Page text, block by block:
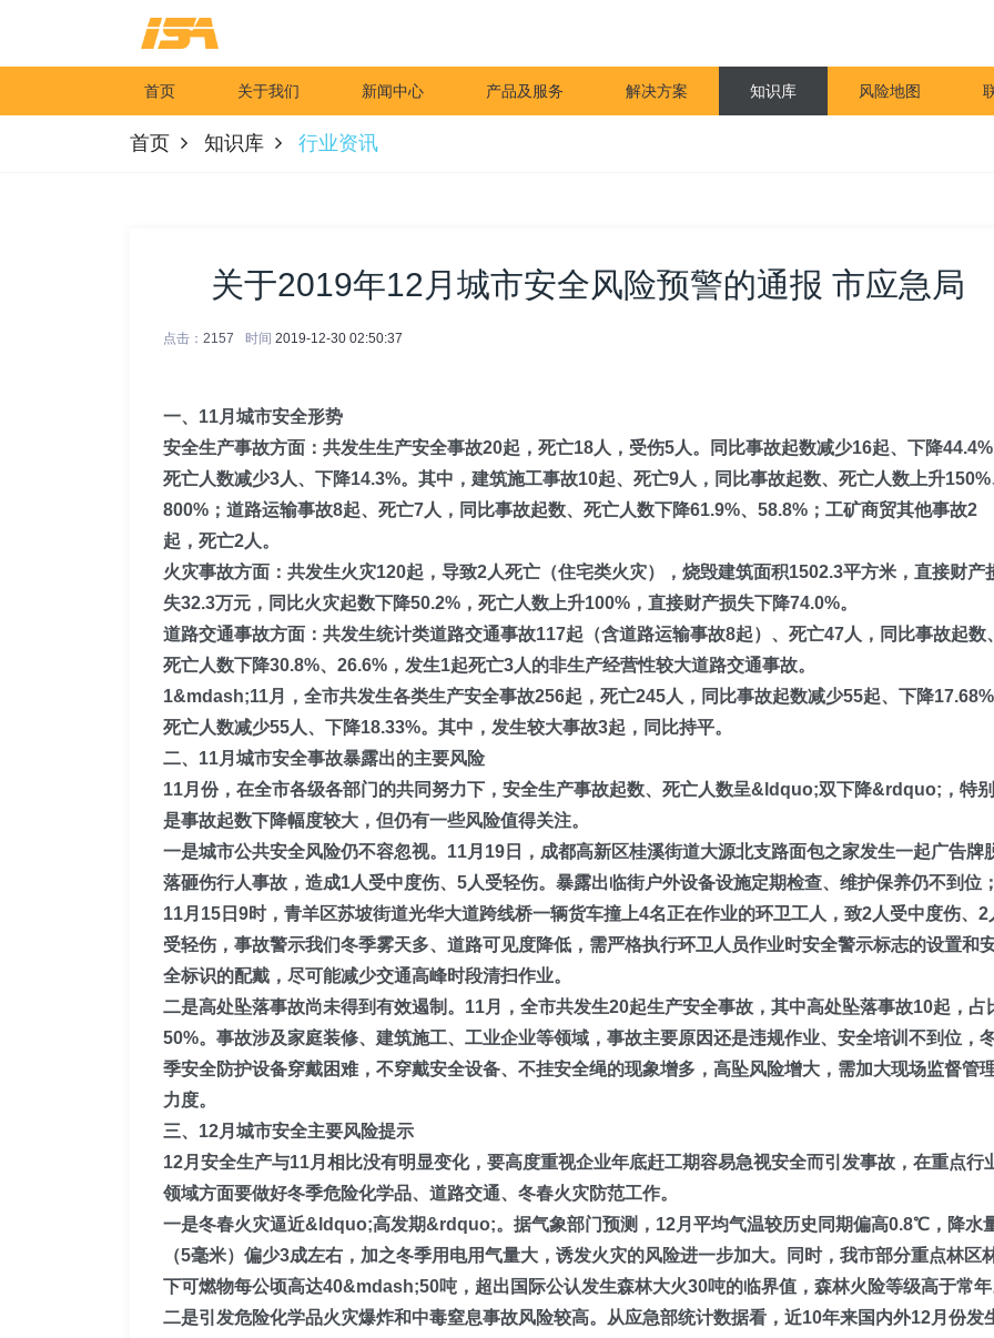
首页 关于我们 新闻中心 产品及服务 解决方案 知识库 风险地图
首页 知识库 行业资讯
关于2019年12月城市安全风险预警的通报 市应急局
点击： 2157 时间 2019-12-30 02:50:37
一、11月城市安全形势
安全生产事故方面：共发生生产安全事故20起，死亡18人，受伤5人。同比事故起数减少16起、下降44.4%
死亡人数减少3人、下降14.3%。其中，建筑施工事故10起、死亡9人 ， 同比事故起数、死亡人数 上升150%
800%； 道路运输事故8起、死亡7人 ，同比事故起数、死亡人数下降61.9%、 58.8% ；工矿商贸其他事故2
起，死亡2人。
火灾事故方面：共发生火灾120起，导致2人死亡（住宅类火灾），烧毁建筑面积1502.3平方米，直接财产
失32.3万元，同比火灾起数下降50.2%，死亡人数上升100%，直接财产损失下降74.0%。
道路交通事故方面： 共发生统计类道路交通事故117起（含道路运输事故8起）、死亡47人 ，同比事故起数、
死亡人数下降30.8%、26.6% ，发生1起死亡3人的非生产经营性较大道路交通事故。
1&mdash;11月，全市共发生各类生产安全事故256起，死亡245人，同比事故起数减少55起、下降17.68%
死亡人数减少55人、下降18.33%。其中，发生较大事故3起，同比持平。
二、11月城市安全事故暴露出的主要风险
11月份，在全市各级各部门的共同努力下，安全生产事故起数、死亡人数呈&ldquo;双下降&rdquo;，特别
是事故起数下降幅度较大，但仍有一些风险值得关注。
一是城市公共安全风险仍不容忽视。 11月19日 ，成都高新区桂溪街道大源北支路面包之家发生一起广告牌
落砸伤行人事故，造成1人受中度伤、5人受轻伤。 暴露出临街户外设备设施定期检查、维护保养仍不到位；
11月15日9时，青羊区苏坡街道光华大道跨线桥一辆货车撞上4名正在作业的环卫工人，致2人受中度伤、2
受轻伤，事故警示我们冬季雾天多、道路可见度降低，需严格执行环卫人员作业时安全警示标志的设置和
全标识的配戴，尽可能减少交通高峰时段清扫作业。
二是高处坠落事故尚未得到有效遏制。 11月，全市共发生20起生产安全事故，其中高处坠落事故10起，占
50%。事故涉及家庭装修、建筑施工、工业企业等领域，事故主要原因还是违规作业、安全培训不到位，
季安全防护设备穿戴困难，不穿戴安全设备、不挂安全绳的现象增多，高坠风险增大，需加大现场监督管
力度。
三、12月城市安全主要风险提示
12月安全生产与11月相比没有明显变化，要高度重视企业年底赶工期容易急视安全而引发事故，在重点行
领域方面要做好冬季危险化学品、道路交通、 冬春火灾防范工作。
一是冬春火灾逼近&ldquo;高发期&rdquo;。 据气象部门预测，12月平均气温较历史同期偏高0.8℃ ， 降水
（5毫米） 偏少3成左右 ，加之冬季用电用气量大 ， 诱发火灾的风险进一步加大。同时，我市部分重点林区
下可燃物每公顷高达40&mdash;50吨，超出国际公认发生森林大火30吨的临界值，森林火险等级高于常年
二是引发危险化学品火灾爆炸和中毒窒息事故风险较高。
从应急部统计数据看，近10年来国内外12月份发